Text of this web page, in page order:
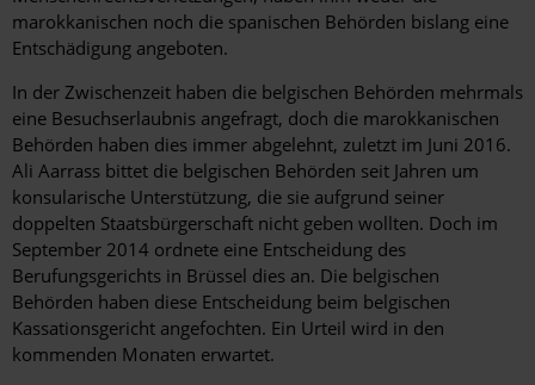
marokkanischen noch die spanischen Behörden bislang eine
Entschädigung angeboten.
In der Zwischenzeit haben die belgischen Behörden mehrmals
eine Besuchserlaubnis angefragt, doch die marokkanischen
Behörden haben dies immer abgelehnt, zuletzt im Juni 2016.
Ali Aarrass bittet die belgischen Behörden seit Jahren um
konsularische Unterstützung, die sie aufgrund seiner
doppelten Staatsbürgerschaft nicht geben wollten. Doch im
September 2014 ordnete eine Entscheidung des
Berufungsgerichts in Brüssel dies an. Die belgischen
Behörden haben diese Entscheidung beim belgischen
Kassationsgericht angefochten. Ein Urteil wird in den
kommenden Monaten erwartet.